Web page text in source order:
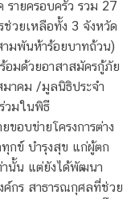
ายครอบครัว รวม 27
วยเหลือทั้ง 3 จังหวัด
มพันห้าร้อยบาทถ้วน)
มด้วยอาสาสมัครกู้ภัย
าคม /มูลนิธิประจำ
วมในพิธี
อบข่ายโครงการต่าง
กข์ บำรุงสุข แก่ผู้ตก
านั้น แต่ยังได้พัฒนา
กร สาธารณกุศลที่ช่วย